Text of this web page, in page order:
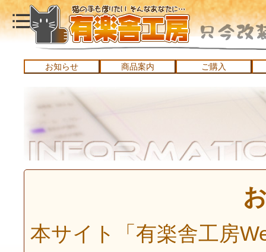
お知らせ 商品案内 ご購入
本サイト「有楽舎工房